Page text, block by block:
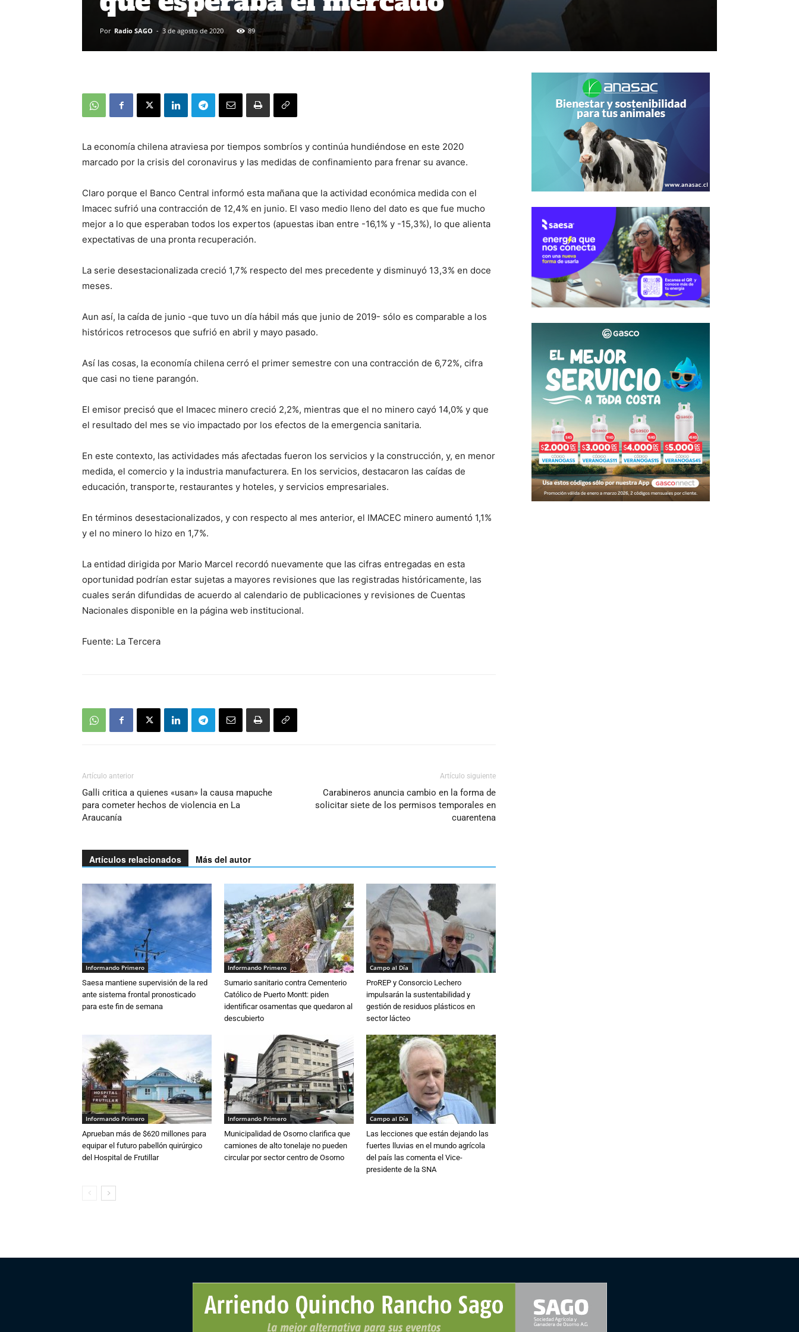
Por Radio SAGO - 3 de agosto de 2020 89
La economía chilena atraviesa por tiempos sombríos y continúa hundiéndose en este 2020
marcado por la crisis del coronavirus y las medidas de confinamiento para frenar su avance.
Claro porque el Banco Central informó esta mañana que la actividad económica medida con el
Imacec sufrió una contracción de 12,4% en junio. El vaso medio lleno del dato es que fue mucho
mejor a lo que esperaban todos los expertos (apuestas iban entre -16,1% y -15,3%), lo que alienta
expectativas de una pronta recuperación.
La serie desestacionalizada creció 1,7% respecto del mes precedente y disminuyó 13,3% en doce
meses.
Aun así, la caída de junio -que tuvo un día hábil más que junio de 2019- sólo es comparable a los
históricos retrocesos que sufrió en abril y mayo pasado.
Así las cosas, la economía chilena cerró el primer semestre con una contracción de 6,72%, cifra
que casi no tiene parangón.
El emisor precisó que el Imacec minero creció 2,2%, mientras que el no minero cayó 14,0% y que
el resultado del mes se vio impactado por los efectos de la emergencia sanitaria.
En este contexto, las actividades más afectadas fueron los servicios y la construcción, y, en menor
medida, el comercio y la industria manufacturera. En los servicios, destacaron las caídas de
educación, transporte, restaurantes y hoteles, y servicios empresariales.
En términos desestacionalizados, y con respecto al mes anterior, el IMACEC minero aumentó 1,1%
y el no minero lo hizo en 1,7%.
La entidad dirigida por Mario Marcel recordó nuevamente que las cifras entregadas en esta
oportunidad podrían estar sujetas a mayores revisiones que las registradas históricamente, las
cuales serán difundidas de acuerdo al calendario de publicaciones y revisiones de Cuentas
Nacionales disponible en la página web institucional.
Fuente: La Tercera
Artículo anterior
Galli critica a quienes «usan» la causa mapuche
para cometer hechos de violencia en La
Araucanía
Artículo siguiente
Carabineros anuncia cambio en la forma de
solicitar siete de los permisos temporales en
cuarentena
Artículos relacionados Más del autor
Informando Primero
Saesa mantiene supervisión de la red
ante sistema frontal pronosticado
para este fin de semana
Informando Primero
Sumario sanitario contra Cementerio
Católico de Puerto Montt: piden
identificar osamentas que quedaron al
descubierto
Campo al Día
ProREP y Consorcio Lechero
impulsarán la sustentabilidad y
gestión de residuos plásticos en
sector lácteo
Informando Primero
Aprueban más de $620 millones para
equipar el futuro pabellón quirúrgico
del Hospital de Frutillar
Informando Primero
Municipalidad de Osorno clarifica que
camiones de alto tonelaje no pueden
circular por sector centro de Osorno
Campo al Día
Las lecciones que están dejando las
fuertes lluvias en el mundo agrícola
del país las comenta el Vice-
presidente de la SNA